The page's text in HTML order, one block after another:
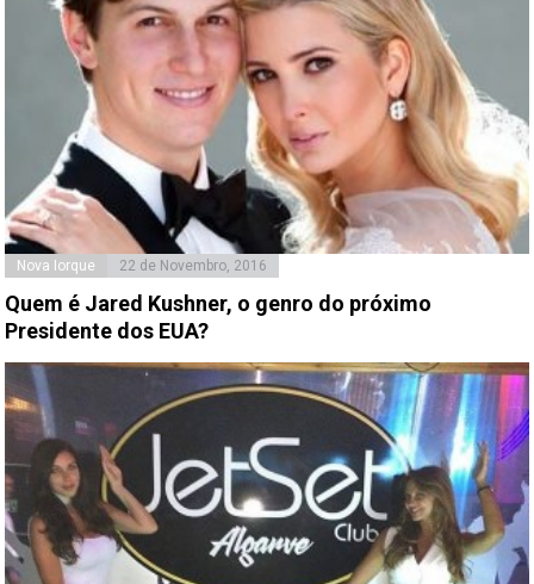
Nova Iorque 22 de Novembro, 2016
Quem é Jared Kushner, o genro do próximo
Presidente dos EUA?